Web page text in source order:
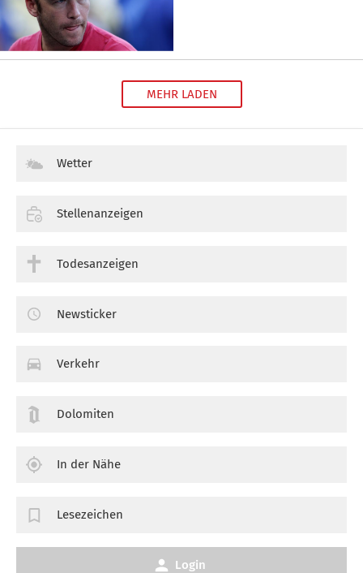
MEHR LADEN
Wetter
Stellenanzeigen
Todesanzeigen
Newsticker
Verkehr
Dolomiten
In der Nähe
Lesezeichen
Login